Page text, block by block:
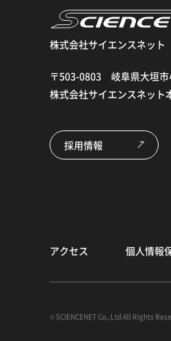
株式会社サイエンスネット
〒503-0803 岐阜県大垣市
株式会社サイエンスネット
採用情報
アクセス 個人情報
© SCIENCENET Co,.Ltd All Rights